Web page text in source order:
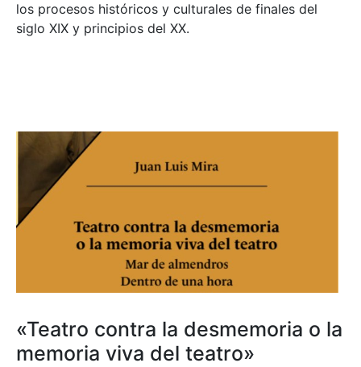
los procesos históricos y culturales de finales del
siglo XIX y principios del XX.
«Teatro contra la desmemoria o la
memoria viva del teatro»